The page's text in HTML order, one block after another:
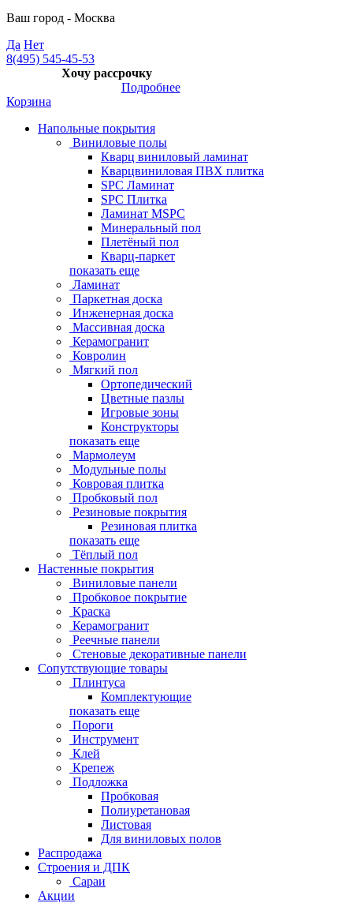
Ваш город - Москва
Да Нет
8(495) 545-45-53
Хочу рассрочку
Подробнее
Корзина
Напольные покрытия
Виниловые полы
Кварц виниловый ламинат
Кварцвиниловая ПВХ плитка
SPC Ламинат
SPC Плитка
Ламинат MSPC
Минеральный пол
Плетёный пол
Кварц-паркет
показать еще
Ламинат
Паркетная доска
Инженерная доска
Массивная доска
Керамогранит
Ковролин
Мягкий пол
Ортопедический
Цветные пазлы
Игровые зоны
Конструкторы
показать еще
Мармолеум
Модульные полы
Ковровая плитка
Пробковый пол
Резиновые покрытия
Резиновая плитка
показать еще
Тёплый пол
Настенные покрытия
Виниловые панели
Пробковое покрытие
Краска
Керамогранит
Реечные панели
Стеновые декоративные панели
Сопутствующие товары
Плинтуса
Комплектующие
показать еще
Пороги
Инструмент
Клей
Крепеж
Подложка
Пробковая
Полиуретановая
Листовая
Для виниловых полов
Распродажа
Строения и ДПК
Сараи
Акции